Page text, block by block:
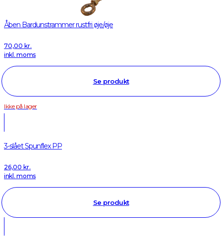
Åben Bardunstrammer rustfri øje/øje
70,00 kr.
inkl. moms
Se produkt
Ikke på lager
3-slået Spunflex PP
26,00 kr.
inkl. moms
Se produkt